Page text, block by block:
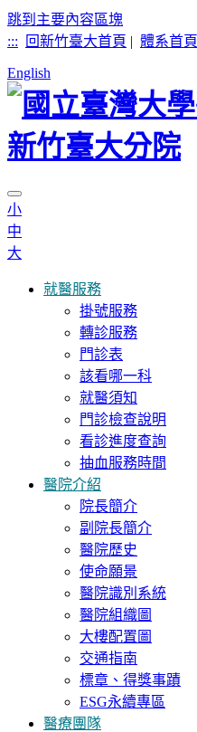
跳到主要內容區塊
:::
回新竹臺大首頁 | 體系首頁
English
小
中
大
就醫服務
掛號服務
轉診服務
門診表
該看哪一科
就醫須知
門診檢查說明
看診進度查詢
抽血服務時間
醫院介紹
院長簡介
副院長簡介
醫院歷史
使命願景
醫院識別系統
醫院組織圖
大樓配置圖
交通指南
標章、得獎事蹟
ESG永續專區
醫療團隊